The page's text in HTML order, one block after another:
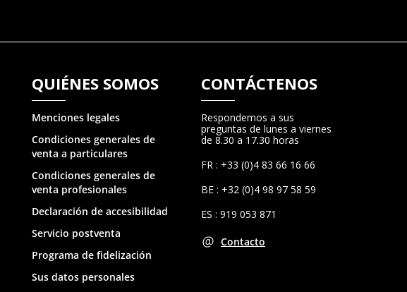
QUIÉNES SOMOS
Menciones legales
Condiciones generales de
venta a particulares
Condiciones generales de
venta profesionales
Declaración de accesibilidad
Servicio postventa
Programa de fidelización
Sus datos personales
CONTÁCTENOS
Respondemos a sus
preguntas de lunes a viernes
de 8.30 a 17.30 horas
FR : +33 (0)4 83 66 16 66
BE : +32 (0)4 98 97 58 59
ES : 919 053 871
Contacto